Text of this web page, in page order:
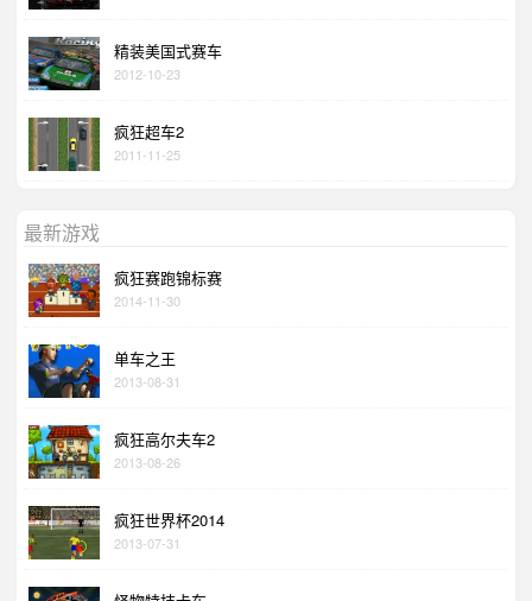
精装美国式赛车
2012-10-23
疯狂超车2
2011-11-25
最新游戏
疯狂赛跑锦标赛
2014-11-30
单车之王
2013-08-31
疯狂高尔夫车2
2013-08-26
疯狂世界杯2014
2013-07-31